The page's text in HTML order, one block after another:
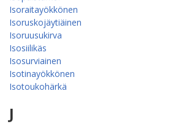
Isoraitayökkönen
Isoruskojäytiäinen
Isoruusukirva
Isosiilikäs
Isosurviainen
Isotinayökkönen
Isotoukohärkä
J